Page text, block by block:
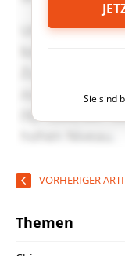
Sie sind
VORHERIGER
Themen